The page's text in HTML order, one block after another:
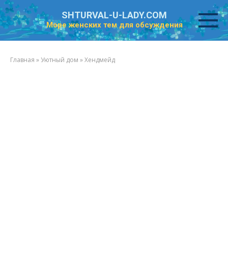
Перейти
к
контенту
SHTURVAL-U-LADY.COM
Море женских тем для обсуждения
Главная » Уютный дом »Хендмейд